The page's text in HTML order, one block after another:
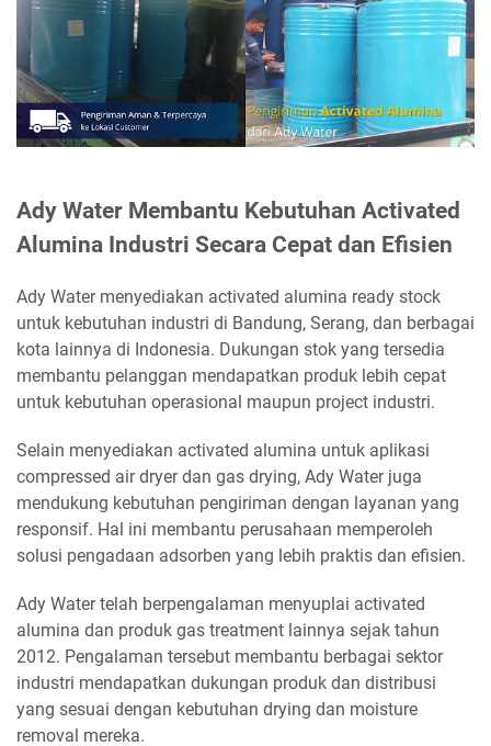
Ady Water Membantu Kebutuhan Activated
Alumina Industri Secara Cepat dan Efisien
Ady Water menyediakan activated alumina ready stock
untuk kebutuhan industri di Bandung, Serang, dan berbagai
kota lainnya di Indonesia. Dukungan stok yang tersedia
membantu pelanggan mendapatkan produk lebih cepat
untuk kebutuhan operasional maupun project industri.
Selain menyediakan activated alumina untuk aplikasi
compressed air dryer dan gas drying, Ady Water juga
mendukung kebutuhan pengiriman dengan layanan yang
responsif. Hal ini membantu perusahaan memperoleh
solusi pengadaan adsorben yang lebih praktis dan efisien.
Ady Water telah berpengalaman menyuplai activated
alumina dan produk gas treatment lainnya sejak tahun
2012. Pengalaman tersebut membantu berbagai sektor
industri mendapatkan dukungan produk dan distribusi
yang sesuai dengan kebutuhan drying dan moisture
removal mereka.